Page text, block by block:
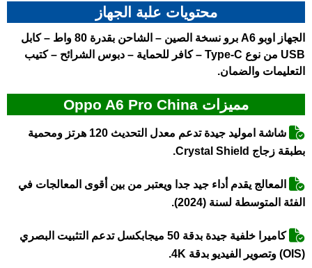
محتويات علبة الجهاز
الجهاز اوبو A6 برو نسخة الصين
– الشاحن بقدرة 80 واط – كابل
USB من نوع Type-C – كافر للحماية – دبوس الشرائح – كتيب
التعليمات والضمان.
مميزات Oppo A6 Pro China
شاشة امولید جيدة تدعم معدل التحديث 120 هرتز ومحمية
بطبقة زجاج Crystal Shield.
المعالج يقدم أداء جيد جدا ويعتبر من بين أقوى المعالجات في
الفئة المتوسطة لسنة (2024).
كاميرا خلفية جيدة بدقة 50 ميجابكسل تدعم التثبيت البصري
(OIS) وتصوير الفيديو بدقة 4K.